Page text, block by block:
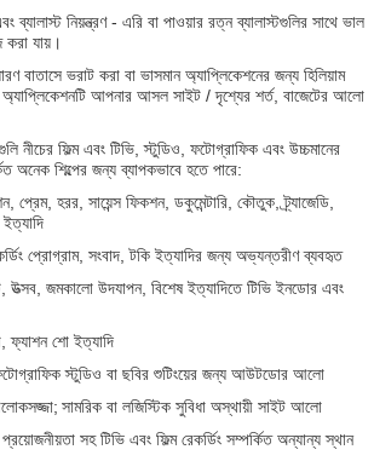
ব্যালাস্ট নিয়ন্ত্রণ - এরি বা পাওয়ার রত্ন ব্যালাস্টগুলির সাথে ভাল
করা যায়।
বাতাসে ভরাট করা বা ভাসমান অ্যাপ্লিকেশনের জন্য হিলিয়াম
অ্যাপ্লিকেশনটি আপনার আসল সাইট / দৃশ্যের শর্ত, বাজেটের আলো
নীচের ফিল্ম এবং টিভি, স্টুডিও, ফটোগ্রাফিক এবং উচ্চমানের
অনেক শিল্পের জন্য ব্যাপকভাবে হতে পারে:
প্রেম, হরর, সায়েন্স ফিকশন, ডকুমেন্টারি, কৌতুক, ট্র্যাজেডি,
প্রোগ্রাম, সংবাদ, টকি ইত্যাদির জন্য অভ্যন্তরীণ ব্যবহৃত
উত্সব, জমকালো উদযাপন, বিশেষ ইত্যাদিতে টিভি ইনডোর এবং
ফ্যাশন শো ইত্যাদি
স্টুডিও বা ছবির শুটিংয়ের জন্য আউটডোর আলো
সামরিক বা লজিস্টিক সুবিধা অস্থায়ী সাইট আলো
সহ টিভি এবং ফিল্ম রেকর্ডিং সম্পর্কিত অন্যান্য স্থান